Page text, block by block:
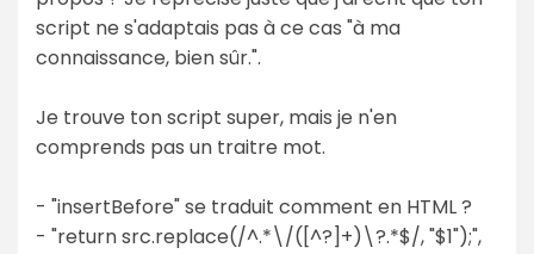
script ne s'adaptais pas à ce cas "à ma
connaissance, bien sûr.".
Je trouve ton script super, mais je n'en
comprends pas un traitre mot.
- "insertBefore" se traduit comment en HTML ?
- "return src.replace(/^.*\/([^?]+)\?.*$/, "$1");",